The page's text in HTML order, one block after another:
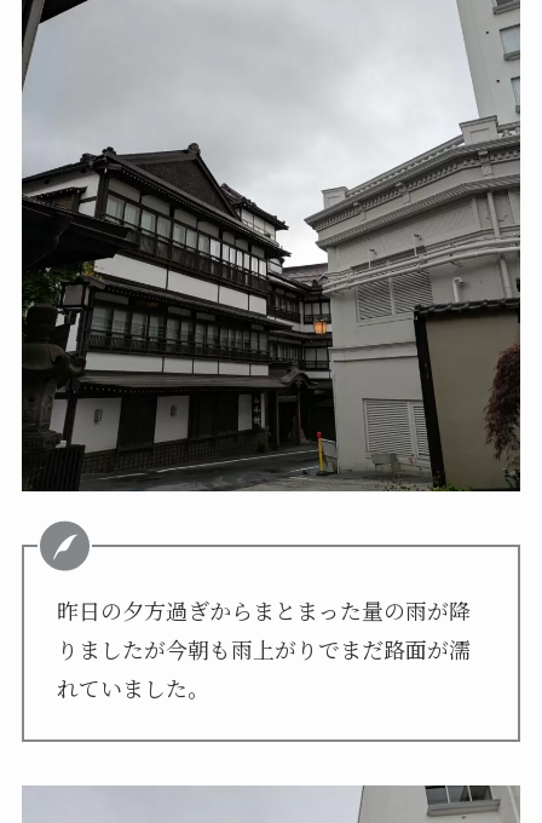
昨日の夕方過ぎからまとまった量の雨が降
りましたが今朝も雨上がりでまだ路面が濡
れていました。